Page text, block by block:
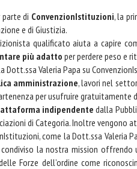
di ConvenzionIstituzioni, la
e di Giustizia.
qualificato aiuta a capire
più adatto per perdere peso e
Dott.ssa Valeria Papa su
amministrazione, lavori nel
per usufruire
indipendente dalla
di Categoria. Inoltre
come la Dott.ssa Valeria
la nostra mission offrendo
Forze dell’ordine come